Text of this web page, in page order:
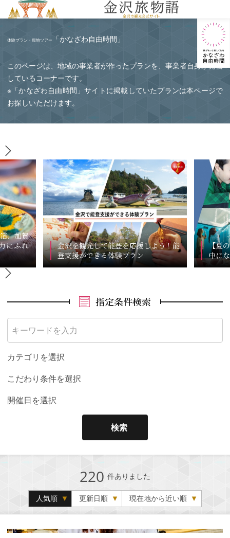
体験プラン・現地ツアー 「かなざわ自由時間」
このページは、地域の事業者が作ったプランを、事業者自身が発信
しているコーナーです。
※「かなざわ自由時間」サイトに掲載していたプランは本ページで
お探しいただけます。
、加賀
にふれ
金沢を観光して能登を応援しよう！能
登支援ができる体験プラン
【夏
中に
指定条件検索
カテゴリを選択
こだわり条件を選択
開催日を選択
検索
220 件ありました
人気順 更新日順 現在地から近い順